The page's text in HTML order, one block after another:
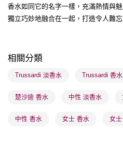
送貨方式
每筆HK$65.00，滿HK$300.00或以上
確認發貨後1-3 工作天送達，訂單將
每筆HK$65.00，滿HK$300.00或以上
香水如同它的名字一樣，充滿熱情與
獨立巧妙地融合在一起，打造令人難忘
相關分類
Trussardi 淡香水 Trussardi 香水
楚沙迪 香水 中性 淡香水
中性 香水 女士 香水 女